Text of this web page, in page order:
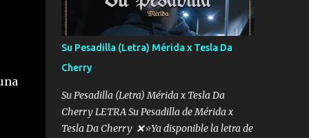
falsas las risas las que me miran hay gente
corriente no quieren verte subir de level
trucha mis plebes Música A veces me pongo
un sombrero a veces me ven la cachucha de
lado con la mirada siempre en alto A veces
me fajó una super o a veces me fajó una
Glock siempre armado todas las
generaciones yo traigo El chiste es que hago
Su Pesadilla (Letra) Mérida x Tesla Da
Cherry
Su Pesadilla (Letra) Mérida x Tesla Da
Cherry LETRA Su Pesadilla de Mérida x
Tesla Da Cherry ❌⭐Ya disponible la letra de